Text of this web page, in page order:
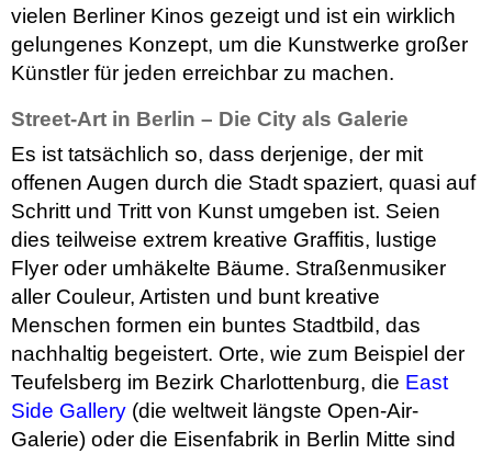
vielen Berliner Kinos gezeigt und ist ein wirklich
gelungenes Konzept, um die Kunstwerke großer
Künstler für jeden erreichbar zu machen.
Street-Art in Berlin – Die City als Galerie
Es ist tatsächlich so, dass derjenige, der mit
offenen Augen durch die Stadt spaziert, quasi auf
Schritt und Tritt von Kunst umgeben ist. Seien
dies teilweise extrem kreative Graffitis, lustige
Flyer oder umhäkelte Bäume. Straßenmusiker
aller Couleur, Artisten und bunt kreative
Menschen formen ein buntes Stadtbild, das
nachhaltig begeistert. Orte, wie zum Beispiel der
Teufelsberg im Bezirk Charlottenburg, die East
Side Gallery (die weltweit längste Open-Air-
Galerie) oder die Eisenfabrik in Berlin Mitte sind